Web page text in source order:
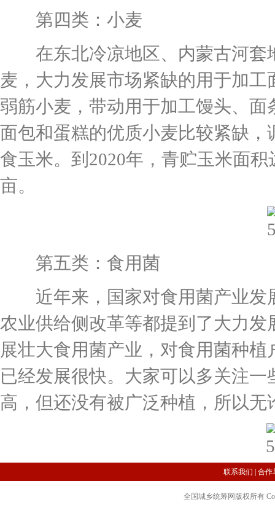
第四类：小麦
在东北冷凉地区、内蒙古河套
麦，大力发展市场紧缺的用于加
弱筋小麦，带动用于加工馒头、
面包和蛋糕的优质小麦比较紧缺
食玉米。到2020年，青贮玉米面
亩。
第五类：食用菌
近年来，国家对食用菌产业发
农业供给侧改革等都提到了大力
展壮大食用菌产业，对食用菌种
已经发展很快。大家可以多关注
高，但还没有被广泛种植，所以
联系我们 合作
全国城乡统筹网版权所有